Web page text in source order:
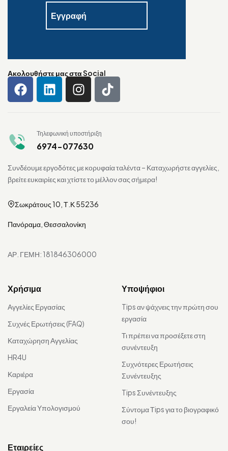
Ακολουθήστε μας στα Social
Τηλεφωνική υποστήριξη
6974-077630
Συνδέουμε εργοδότες με κορυφαία ταλέντα – Καταχωρήστε αγγελίες,
βρείτε ευκαιρίες και χτίστε το μέλλον σας σήμερα!
Σωκράτους 10, Τ.Κ 55236
Πανόραμα, Θεσσαλονίκη
ΑΡ. ΓΕΜΗ: 181846306000
Χρήσιμα
Αγγελίες Εργασίας
Συχνές Ερωτήσεις (FAQ)
Καταχώρηση Αγγελίας
HR4U
Καριέρα
Εργασία
Εργαλεία Υπολογισμού
Υποψήφιοι
Tips αν ψάχνεις την πρώτη σου
εργασία
Τι πρέπει να προσέξετε στη
συνέντευξη
Συχνότερες Ερωτήσεις
Συνέντευξης
Tips Συνέντευξης
Σύντομα Τips για το βιογραφικό
σου!
Εταιρείες